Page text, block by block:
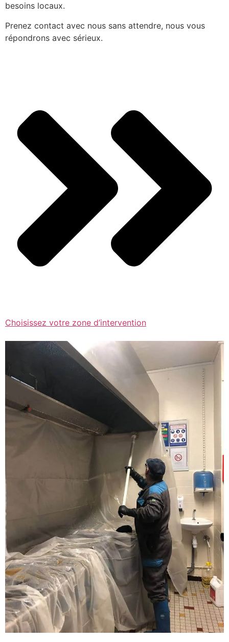
besoins locaux.
Prenez contact avec nous sans attendre, nous vous
répondrons avec sérieux.
Choisissez votre zone d’intervention